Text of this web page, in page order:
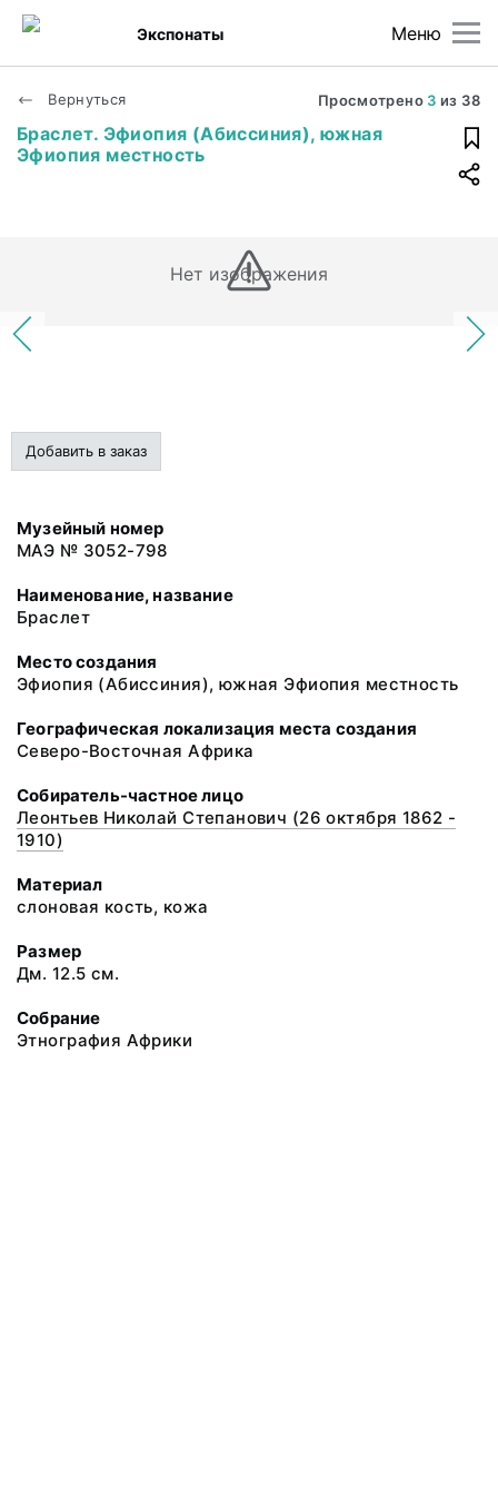
Меню
Экспонаты
Вернуться Просмотрено 3 из 38
Браслет. Эфиопия (Абиссиния), южная
Эфиопия местность
Нет изображения
Добавить в заказ
Музейный номер
МАЭ № 3052-798
Наименование, название
Браслет
Место создания
Эфиопия (Абиссиния), южная Эфиопия местность
Географическая локализация места создания
Северо-Восточная Африка
Собиратель-частное лицо
Леонтьев Николай Степанович (26 октября 1862 -
1910)
Материал
слоновая кость, кожа
Размер
Дм. 12.5 см.
Собрание
Этнография Африки